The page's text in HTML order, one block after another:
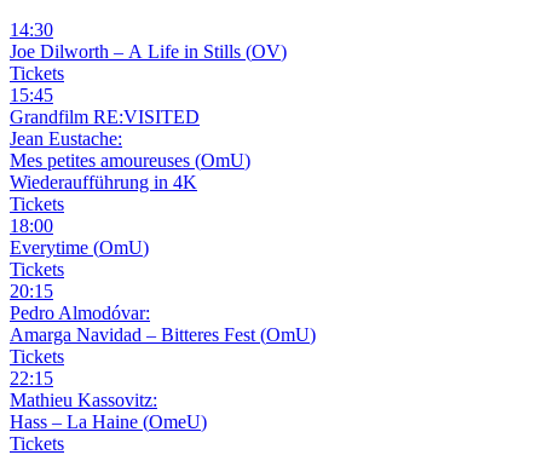
14:30
Joe Dilworth – A Life in Stills (OV)
Tickets
15:45
Grandfilm RE:VISITED
Jean Eustache:
Mes petites amoureuses (OmU)
Wiederaufführung in 4K
Tickets
18:00
Everytime (OmU)
Tickets
20:15
Pedro Almodóvar:
Amarga Navidad – Bitteres Fest (OmU)
Tickets
22:15
Mathieu Kassovitz:
Hass – La Haine (OmeU)
Tickets